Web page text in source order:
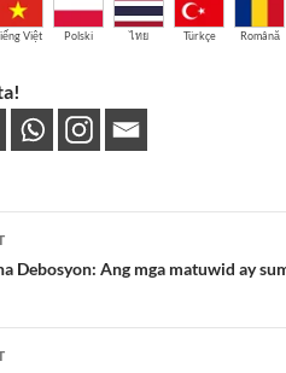
Việt Polski ไทย Türkçe Română
Debosyon: Ang mga matuwid ay